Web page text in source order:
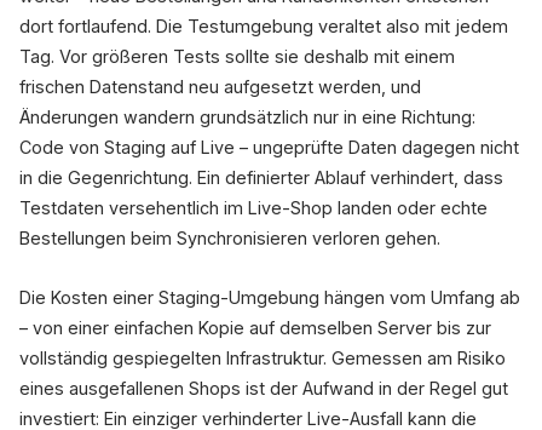
dort fortlaufend. Die Testumgebung veraltet also mit jedem
Tag. Vor größeren Tests sollte sie deshalb mit einem
frischen Datenstand neu aufgesetzt werden, und
Änderungen wandern grundsätzlich nur in eine Richtung:
Code von Staging auf Live – ungeprüfte Daten dagegen nicht
in die Gegenrichtung. Ein definierter Ablauf verhindert, dass
Testdaten versehentlich im Live-Shop landen oder echte
Bestellungen beim Synchronisieren verloren gehen.
Die Kosten einer Staging-Umgebung hängen vom Umfang ab
– von einer einfachen Kopie auf demselben Server bis zur
vollständig gespiegelten Infrastruktur. Gemessen am Risiko
eines ausgefallenen Shops ist der Aufwand in der Regel gut
investiert: Ein einziger verhinderter Live-Ausfall kann die